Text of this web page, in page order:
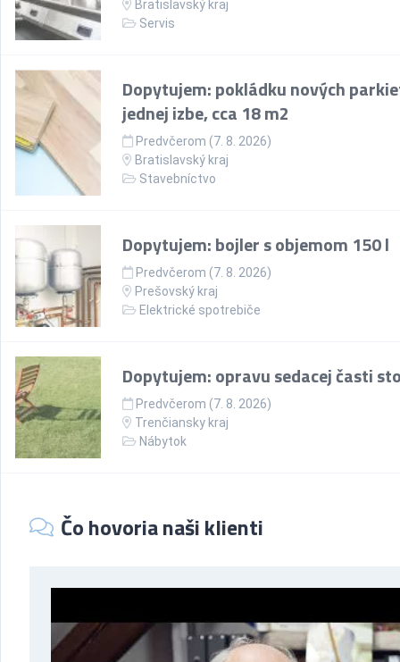
Bratislavský kraj
Servis
Dopytujem: pokládku nových
jednej izbe, cca 18 m2
Predvčerom (7. 8. 2026)
Bratislavský kraj
Stavebníctvo
Dopytujem: bojler s objemom 150 l
Predvčerom (7. 8. 2026)
Prešovský kraj
Elektrické spotrebiče
Dopytujem: opravu sedacej časti
Predvčerom (7. 8. 2026)
Trenčiansky kraj
Nábytok
Čo hovoria naši klienti